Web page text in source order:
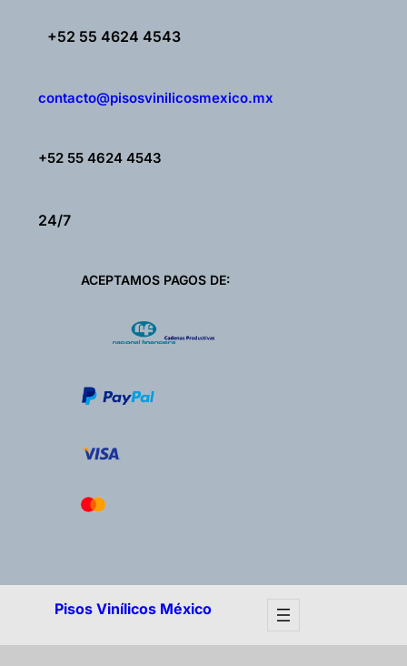
+52 55 4624 4543
contacto@pisosvinilicosmexico.mx
+52 55 4624 4543
24/7
ACEPTAMOS PAGOS DE:
Pisos Vinílicos México